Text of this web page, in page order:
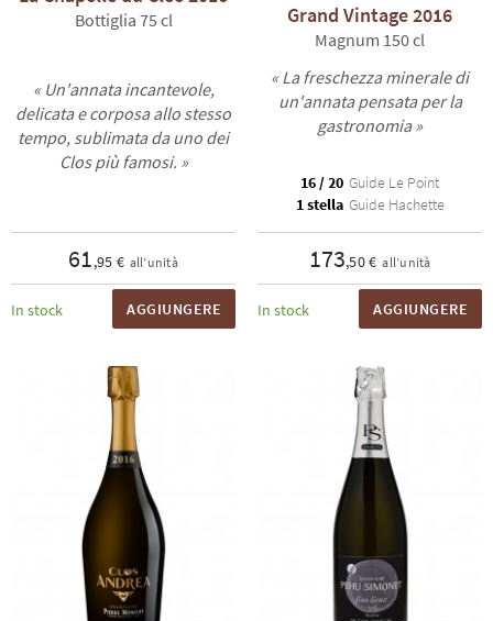
Bottiglia 75 cl
« Un'annata incantevole,
delicata e corposa allo stesso
tempo, sublimata da uno dei
Clos più famosi. »
61,95 € all’unità
In stock AGGIUNGERE
Grand Vintage 2016
Magnum 150 cl
« La freschezza minerale di
un'annata pensata per la
gastronomia »
16 / 20 Guide Le Point
1 stella Guide Hachette
173,50 € all’unità
In stock AGGIUNGERE